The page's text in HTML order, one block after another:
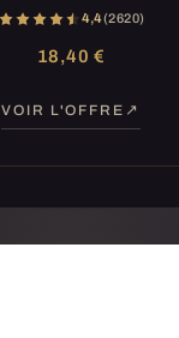
4,4(2 620)
18,40 €
VOIR L'OFFRE